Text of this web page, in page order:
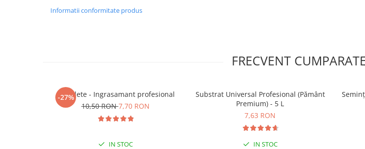
Informatii conformitate produs
FRECVENT
-27%
5 Tablete - Ingrasamant profesional
10,50 RON7,70 RON
IN STOC
Substrat Universal Profesional (Pământ
Premium) - 5 L
7,63 RON
IN STOC